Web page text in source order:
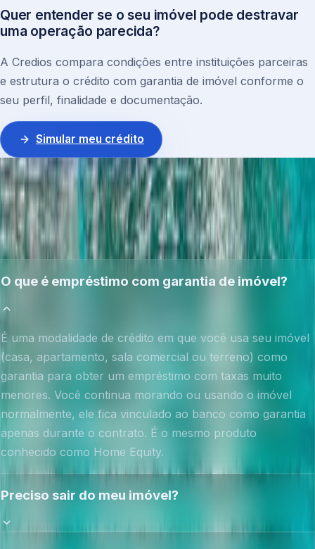
Quer entender se o seu imóvel pode destravar
uma operação parecida?
A Credios compara condições entre instituições parceiras
e estrutura o crédito com garantia de imóvel conforme o
seu perfil, finalidade e documentação.
Simular meu crédito
DÚVIDAS
Transparência antes da
decisão
.
O que é empréstimo com garantia de imóvel?
É uma modalidade de crédito em que você usa seu imóvel
(casa, apartamento, sala comercial ou terreno) como
garantia para obter um empréstimo com taxas muito
menores. Você continua morando ou usando o imóvel
normalmente, ele fica vinculado ao banco como garantia
apenas durante o contrato. É o mesmo produto
conhecido como Home Equity.
Preciso sair do meu imóvel?